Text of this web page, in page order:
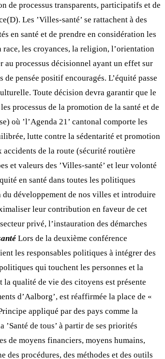
de processus transparents, participatifs et de
Les ’Villes-santé’ se rattachent à des
en santé et de prendre en considération les
les croyances, la religion, l’orientation
processus décisionnel ayant un effet sur
pensée positif encouragés. L’équité passe
Toute décision devra garantir que le
processus de la promotion de la santé et de
où ’l’Agenda 21’ cantonal comporte les
lutte contre la sédentarité et promotion
de la route (sécurité routière
et valeurs des ’Villes-santé’ et leur volonté
en santé dans toutes les politiques
développement de nos villes et introduire
leur contribution en faveur de cet
privé, l’instauration des démarches
Lors de la deuxième conférence
les responsables politiques à intégrer des
qui touchent les personnes et la
qualité de vie des citoyens est présente
d’Aalborg’, est réaffirmée la place de «
appliqué par des pays comme la
de tous’ à partir de ses priorités
de moyens financiers, moyens humains,
des procédures, des méthodes et des outils